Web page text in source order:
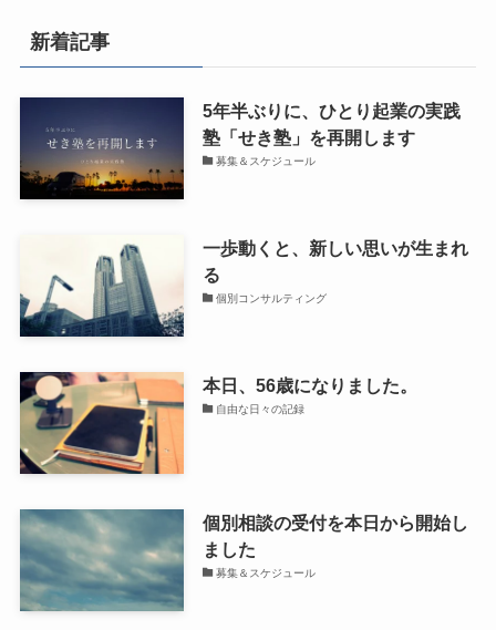
新着記事
5年半ぶりに、ひとり起業の実践
塾「せき塾」を再開します
募集＆スケジュール
一歩動くと、新しい思いが生まれ
る
個別コンサルティング
本日、56歳になりました。
自由な日々の記録
個別相談の受付を本日から開始し
ました
募集＆スケジュール